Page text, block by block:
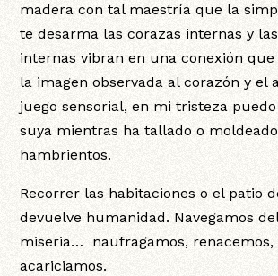
madera con tal maestría que la
te desarma las corazas internas y
internas vibran en una conexión
la imagen observada al corazón y el
juego sensorial, en mi tristeza
suya mientras ha tallado o
hambrientos.
Recorrer las habitaciones o el patio
devuelve humanidad. Navegamos
miseria… naufragamos,
acariciamos.